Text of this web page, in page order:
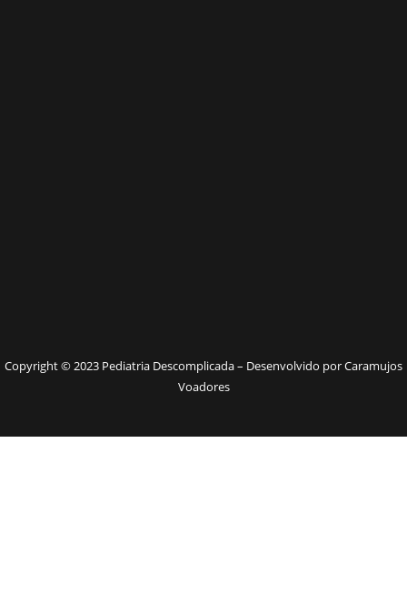
Copyright © 2023 Pediatria Descomplicada – Desenvolvido por Caramujos
Voadores